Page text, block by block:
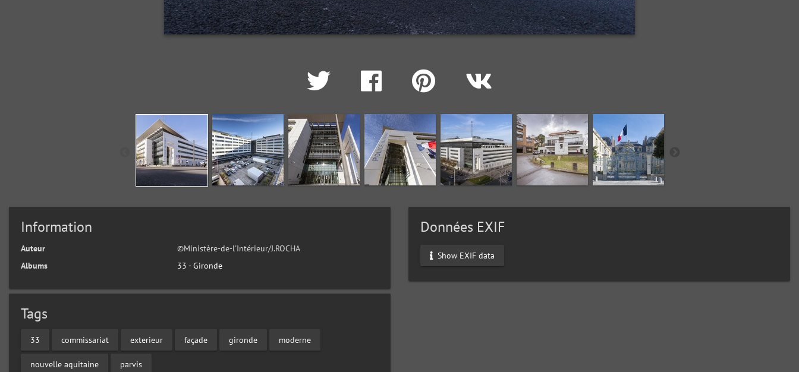
Information
Auteur
©Ministère-de-l'Intérieur/J.ROCHA
Albums
33 - Gironde
Tags
33 commissariat exterieur façade gironde moderne
nouvelle aquitaine parvis
Données EXIF
Show EXIF data